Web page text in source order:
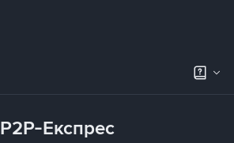
P2P-Експрес